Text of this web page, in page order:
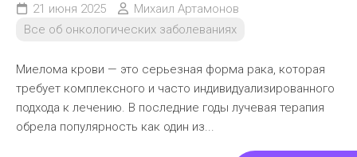
21 июня 2025
Михаил Артамонов
Все об онкологических заболеваниях
Миелома крови — это серьезная форма рака, которая
требует комплексного и часто индивидуализированного
подхода к лечению. В последние годы лучевая терапия
обрела популярность как один из...